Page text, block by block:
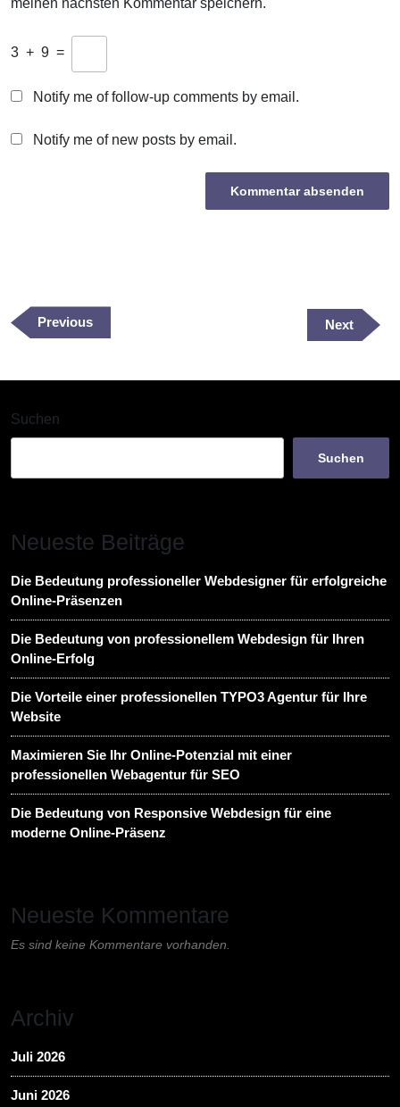
meinen nächsten Kommentar speichern.
3 + 9 =
Notify me of follow-up comments by email.
Notify me of new posts by email.
Previous
Post
Previous
Next
Post
Next
Suchen
Suchen
Neueste Beiträge
Die Bedeutung professioneller Webdesigner für erfolgreiche
Online-Präsenzen
Die Bedeutung von professionellem Webdesign für Ihren
Online-Erfolg
Die Vorteile einer professionellen TYPO3 Agentur für Ihre
Website
Maximieren Sie Ihr Online-Potenzial mit einer
professionellen Webagentur für SEO
Die Bedeutung von Responsive Webdesign für eine
moderne Online-Präsenz
Neueste Kommentare
Es sind keine Kommentare vorhanden.
Archiv
Juli 2026
Juni 2026